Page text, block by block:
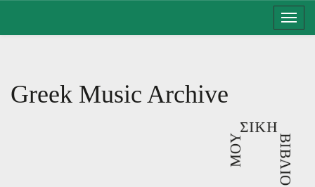
Greek Music Archive